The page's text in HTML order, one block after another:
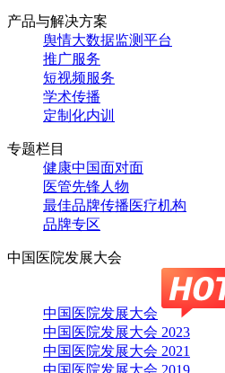
产品与解决方案
舆情大数据监测平台
推广服务
短视频服务
学术传播
定制化内训
专题栏目
健康中国面对面
医管先锋人物
最佳品牌传播医疗机构
品牌专区
中国医院发展大会
中国医院发展大会
中国医院发展大会 2023
中国医院发展大会 2021